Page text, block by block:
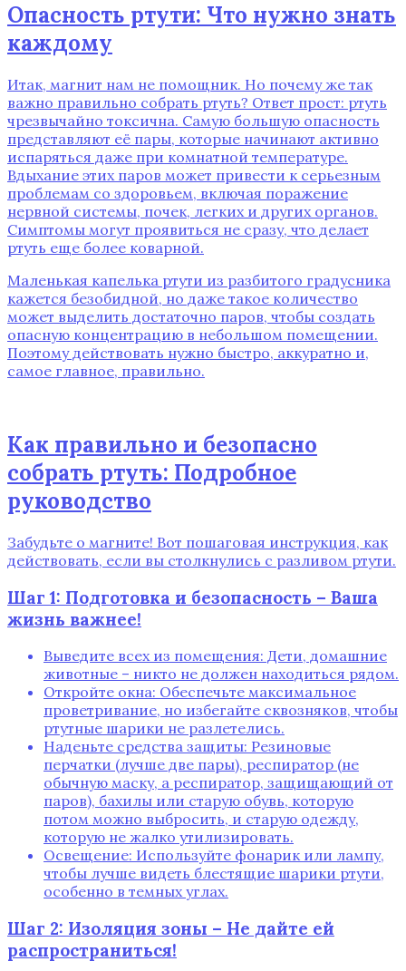
Опасность ртути: Что нужно знать
каждому
Итак, магнит нам не помощник. Но почему же так
важно правильно собрать ртуть? Ответ прост: ртуть
чрезвычайно токсична. Самую большую опасность
представляют её пары, которые начинают активно
испаряться даже при комнатной температуре.
Вдыхание этих паров может привести к серьезным
проблемам со здоровьем, включая поражение
нервной системы, почек, легких и других органов.
Симптомы могут проявиться не сразу, что делает
ртуть еще более коварной.
Маленькая капелька ртути из разбитого градусника
кажется безобидной, но даже такое количество
может выделить достаточно паров, чтобы создать
опасную концентрацию в небольшом помещении.
Поэтому действовать нужно быстро, аккуратно и,
самое главное, правильно.
Как правильно и безопасно
собрать ртуть: Подробное
руководство
Забудьте о магните! Вот пошаговая инструкция, как
действовать, если вы столкнулись с разливом ртути.
Шаг 1: Подготовка и безопасность – Ваша
жизнь важнее!
Выведите всех из помещения: Дети, домашние
животные – никто не должен находиться рядом.
Откройте окна: Обеспечьте максимальное
проветривание, но избегайте сквозняков, чтобы
ртутные шарики не разлетелись.
Наденьте средства защиты: Резиновые
перчатки (лучше две пары), респиратор (не
обычную маску, а респиратор, защищающий от
паров), бахилы или старую обувь, которую
потом можно выбросить, и старую одежду,
которую не жалко утилизировать.
Освещение: Используйте фонарик или лампу,
чтобы лучше видеть блестящие шарики ртути,
особенно в темных углах.
Шаг 2: Изоляция зоны – Не дайте ей
распространиться!